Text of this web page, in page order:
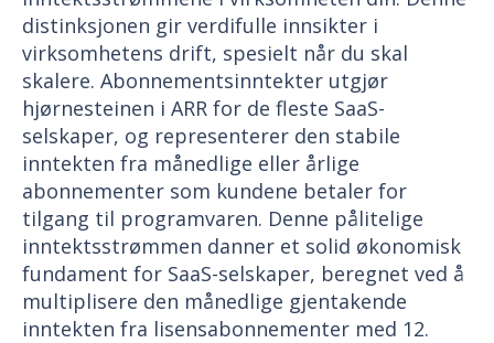
distinksjonen gir verdifulle innsikter i
virksomhetens drift, spesielt når du skal
skalere. Abonnementsinntekter utgjør
hjørnesteinen i ARR for de fleste SaaS-
selskaper, og representerer den stabile
inntekten fra månedlige eller årlige
abonnementer som kundene betaler for
tilgang til programvaren. Denne pålitelige
inntektsstrømmen danner et solid økonomisk
fundament for SaaS-selskaper, beregnet ved å
multiplisere den månedlige gjentakende
inntekten fra lisensabonnementer med 12.